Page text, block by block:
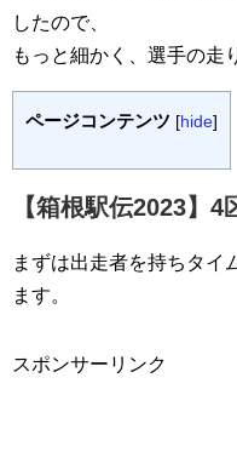
したので、
もっと細かく、選手の走
ページコンテンツ [hide]
【箱根駅伝2023】4
まずは出走者を持ちタイ
ます。
スポンサーリンク